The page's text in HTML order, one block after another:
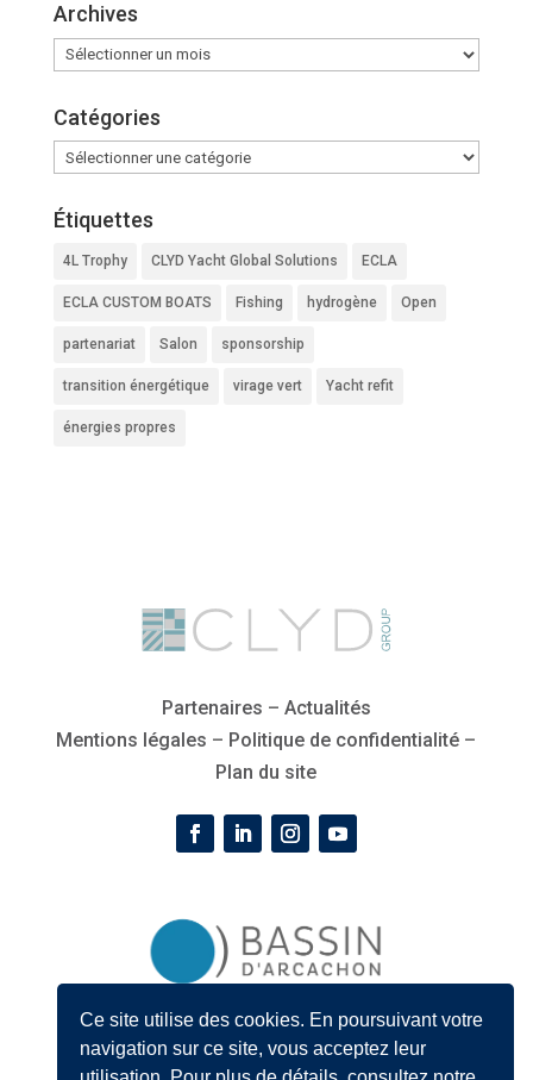
Ce site utilise des cookies. En poursuivant votre
navigation sur ce site, vous acceptez leur
Archives
Archives
Catégories
Catégories
Étiquettes
4L Trophy CLYD Yacht Global Solutions ECLA
ECLA CUSTOM BOATS Fishing hydrogène Open
partenariat Salon sponsorship
transition énergétique virage vert Yacht refit
énergies propres
Partenaires – Actualités
Mentions légales – Politique de confidentialité –
Plan du site
« Les partenaires qui gravent les initiales B’A affichent
leur fierté d’appartenance mais surtout leur